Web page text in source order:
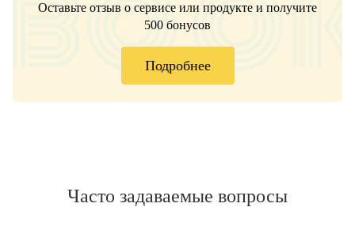
Оставьте отзыв о сервисе или продукте и получите
500 бонусов
Подробнее
Часто задаваемые вопросы